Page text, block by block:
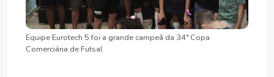
Equipe Eurotech 5 foi a grande campeã da 34ª Copa
Comerciária de Futsal